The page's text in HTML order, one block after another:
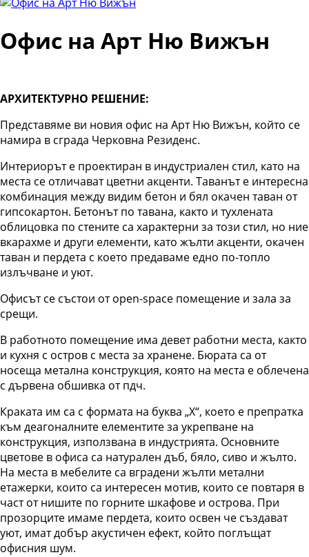
Oфис на Арт Ню Вижън
АРХИТЕКТУРНО РЕШЕНИЕ:
Представяме ви новия офис на Арт Ню Вижън, който се
намира в сграда Черковна Резиденс.
Интериорът е проектиран в индустриален стил, като на
места се отличават цветни акценти. Таванът е интересна
комбинация между видим бетон и бял окачен таван от
гипсокартон. Бетонът по тавана, както и тухлената
облицовка по стените са характерни за този стил, но ние
вкарахме и други елементи, като жълти акценти, окачен
таван и пердета с което предаваме едно по-топло
излъчване и уют.
Офисът се състои от open-space помещение и зала за
срещи.
В работното помещение има девет работни места, както
и кухня с остров с места за хранене. Бюрата са от
носеща метална конструкция, която на места е облечена
с дървена обшивка от пдч.
Краката им са с формата на буква „X“, което е препратка
към деагоналните елементите за укрепване на
конструкция, използвана в индустрията. Основните
цветове в офиса са натурален дъб, бяло, сиво и жълто.
На места в мебелите са вградени жълти метални
етажерки, които са интересен мотив, които се повтаря в
част от нишите по горните шкафове и острова. При
прозорците имаме пердета, които освен че създават
уют, имат добър акустичен ефект, който поглъщат
офисния шум.